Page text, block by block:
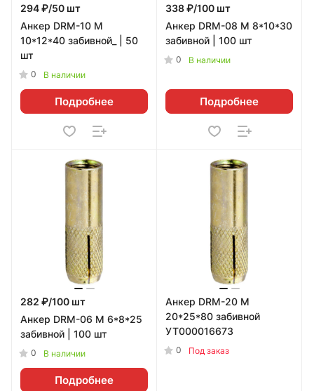
294 ₽/50 шт
Анкер DRM-10 М
10*12*40 забивной_ | 50
шт
0 В наличии
Подробнее
338 ₽/100 шт
Анкер DRM-08 М 8*10*30
забивной | 100 шт
0 В наличии
Подробнее
282 ₽/100 шт
Анкер DRM-06 М 6*8*25
забивной | 100 шт
0 В наличии
Подробнее
Анкер DRM-20 М
20*25*80 забивной
УТ000016673
0 Под заказ